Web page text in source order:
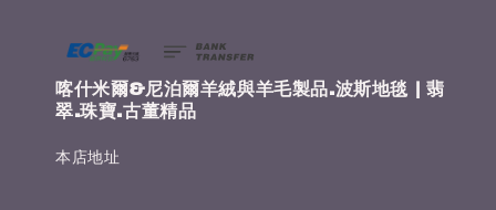
喀什米爾&尼泊爾羊絨與羊毛製品.波斯地毯 | 翡
翠.珠寶.古董精品
本店地址